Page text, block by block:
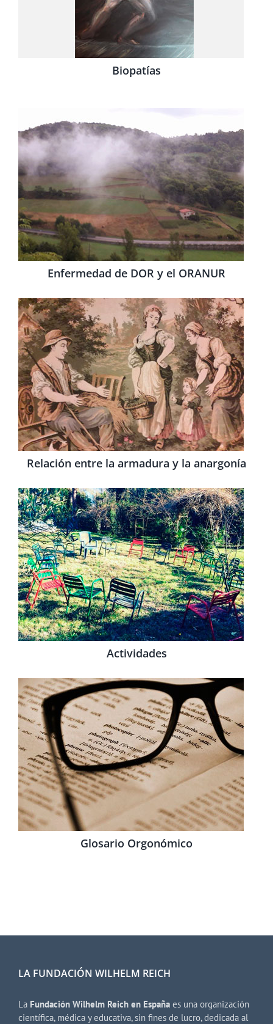
Biopatías
Enfermedad de DOR y el ORANUR
Relación entre la armadura y la anargonía
Actividades
Glosario Orgonómico
LA FUNDACIÓN WILHELM REICH
La Fundación Wilhelm Reich en España es una organización
científica, médica y educativa, sin fines de lucro, dedicada al